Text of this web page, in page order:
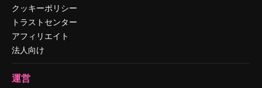
クッキーポリシー
トラストセンター
アフィリエイト
法人向け
運営